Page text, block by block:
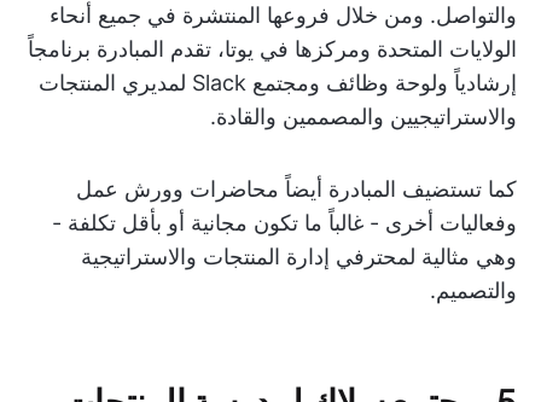
والتواصل. ومن خلال فروعها المنتشرة في جميع أنحاء
الولايات المتحدة ومركزها في يوتا، تقدم المبادرة برنامجاً
إرشادياً ولوحة وظائف ومجتمع Slack لمديري المنتجات
والاستراتيجيين والمصممين والقادة.
كما تستضيف المبادرة أيضاً محاضرات وورش عمل
وفعاليات أخرى - غالباً ما تكون مجانية أو بأقل تكلفة -
وهي مثالية لمحترفي إدارة المنتجات والاستراتيجية
والتصميم.